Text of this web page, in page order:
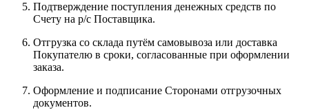
Подтверждение поступления денежных средств по
Счету на р/с Поставщика.
Отгрузка со склада путём самовывоза или доставка
Покупателю в сроки, согласованные при оформлении
заказа.
Оформление и подписание Сторонами отгрузочных
документов.